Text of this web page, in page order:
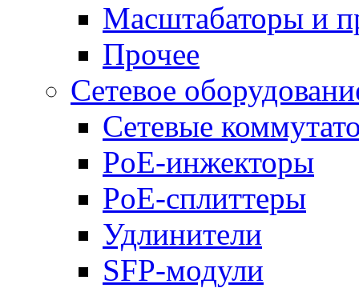
Масштабаторы и
Прочее
Сетевое
Сетевые
PoE-инжекторы
PoE-сплиттеры
Удлинители
SFP-модули